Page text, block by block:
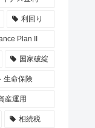
利回り
Plan II
国家破綻
生命保険
産運用
相続税